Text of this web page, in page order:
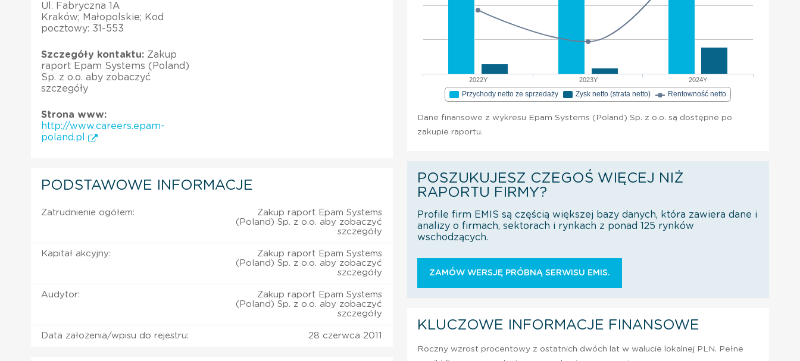
Ul. Fabryczna 1A
Kraków; Małopolskie; Kod
pocztowy: 31-553
Szczegóły kontaktu: Zakup
raport Epam Systems (Poland)
Sp. z o.o. aby zobaczyć
szczegóły
Strona www:
http://www.careers.epam-
poland.pl
PODSTAWOWE INFORMACJE
Zatrudnienie ogółem:
Zakup raport Epam Systems
(Poland) Sp. z o.o. aby zobaczyć
szczegóły
Kapitał akcyjny:
Zakup raport Epam Systems
(Poland) Sp. z o.o. aby zobaczyć
szczegóły
Audytor:
Zakup raport Epam Systems
(Poland) Sp. z o.o. aby zobaczyć
szczegóły
Data założenia/wpisu do rejestru: 28 czerwca 2011
2022Y 2023Y 2024Y
Przychody netto ze sprzedaży Zysk netto (strata netto) Rentowność netto
Dane finansowe z wykresu Epam Systems (Poland) Sp. z o.o. są dostępne po
zakupie raportu.
POSZUKUJESZ CZEGOŚ WIĘCEJ NIŻ
RAPORTU FIRMY?
Profile firm EMIS są częścią większej bazy danych, która zawiera dane i
analizy o firmach, sektorach i rynkach z ponad 125 rynków
wschodzących.
ZAMÓW WERSJĘ PRÓBNĄ SERWISU EMIS.
KLUCZOWE INFORMACJE FINANSOWE
Roczny wzrost procentowy z ostatnich dwóch lat w walucie lokalnej PLN. Pełne